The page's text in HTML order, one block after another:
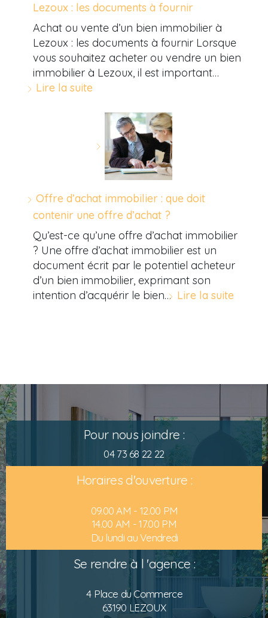
Lezoux : les documents à fournir
Achat ou vente d’un bien immobilier à
Lezoux : les documents à fournir Lorsque
vous souhaitez acheter ou vendre un bien
immobilier à Lezoux, il est important…
Lire la suite
Offre d’achat immobilier : que doit
contenir une offre d’achat ?
Qu’est-ce qu’une offre d’achat immobilier
? Une offre d’achat immobilier est un
document écrit par le potentiel acheteur
d’un bien immobilier, exprimant son
intention d’acquérir le bien… Lire la suite
Pour nous joindre :
04 73 68 22 22
Horaires d'ouverture :
09.00 AM - 12.00 PM
14.00 AM - 17.00 PM
Du lundi au Vendredi
Se rendre à l 'agence :
4 Place du Commerce
63190 LEZOUX